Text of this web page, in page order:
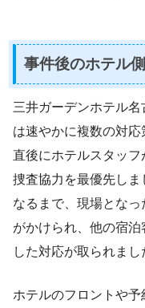
事件後のホテル
三井ガーデンホテル
は速やかに複数の対
直後にホテルスタッ
捜査協力を最優先し
なるまで、現場とな
がかけられ、他の宿
した対応が取られまし
ホテルのフロントや